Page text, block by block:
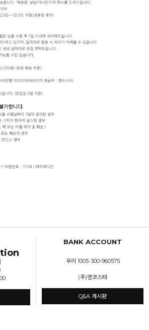
BANK ACCOUNT
우리 1005-300-960575
(주)엔코스타
Q&A 게시판